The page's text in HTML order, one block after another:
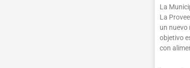
La
La
un nuevo
objetivo
con